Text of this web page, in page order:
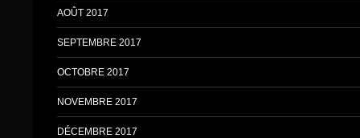
AOÛT 2017
SEPTEMBRE 2017
OCTOBRE 2017
NOVEMBRE 2017
DÉCEMBRE 2017